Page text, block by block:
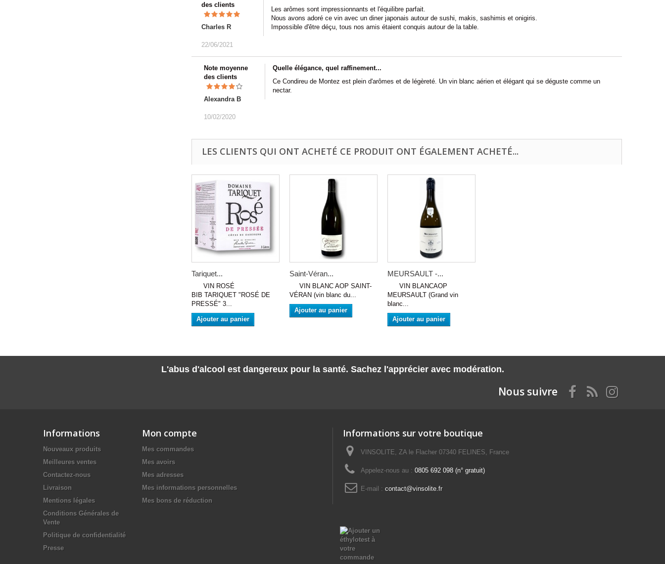
des clients
Charles R
22/06/2021
Les arômes sont impressionnants et l'équilibre parfait.
Nous avons adoré ce vin avec un diner japonais autour de sushi, makis, sashimis et onigiris.
Impossible d'être déçu, tous nos amis étaient conquis autour de la table.
Note moyenne
des clients
Alexandra B
10/02/2020
Quelle élégance, quel raffinement...
Ce Condireu de Montez est plein d'arômes et de légèreté. Un vin blanc aérien et élégant qui se déguste comme un
nectar.
LES CLIENTS QUI ONT ACHETÉ CE PRODUIT ONT ÉGALEMENT ACHETÉ...
Tariquet...
VIN ROSÉ
BIB TARIQUET "ROSÉ DE
PRESSÉ" 3...
Ajouter au panier
Saint-Véran...
VIN BLANC AOP SAINT-
VÉRAN (vin blanc du...
Ajouter au panier
MEURSAULT -...
VIN BLANCAOP
MEURSAULT (Grand vin
blanc...
Ajouter au panier
L'abus d'alcool est dangereux pour la santé. Sachez l'apprécier avec modération.
Nous suivre
Informations
Nouveaux produits
Meilleures ventes
Contactez-nous
Livraison
Mentions légales
Conditions Générales de
Vente
Politique de confidentialité
Presse
Mon compte
Mes commandes
Mes avoirs
Mes adresses
Mes informations personnelles
Mes bons de réduction
Informations sur votre boutique
VINSOLITE, ZA le Flacher 07340 FELINES, France
Appelez-nous au : 0805 692 098 (n° gratuit)
E-mail : contact@vinsolite.fr